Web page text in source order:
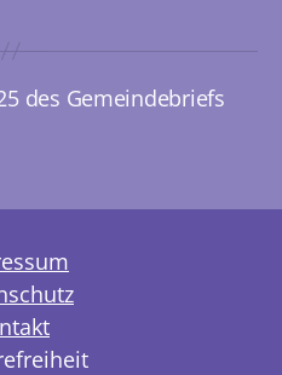
des Gemeindebriefs